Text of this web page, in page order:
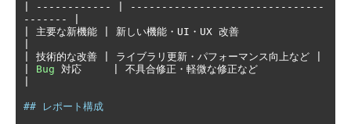
------------
-------------------------------
-------
主要な新機能 新しい機能・ UI ・ UX 改善
技術的な改善 ライブラリ更新・パフォーマンス向上など
Bug 対応
不具合修正・軽微な修正など
## レポート構成